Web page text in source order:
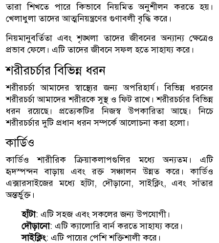
তারা শিখতে পারে কিভাবে নিয়মিত অনুশীলন করতে হয়।
খেলাধুলা তাদের আত্মনিয়ন্ত্রণের গুণাবলী বৃদ্ধি করে।
নিয়মানুবর্তিতা এবং শৃঙ্খলা তাদের জীবনের অন্যান্য ক্ষেত্রেও
প্রভাব ফেলে। এটি তাদের জীবনে সফল হতে সাহায্য করে।
শরীরচর্চার বিভিন্ন ধরন
শরীরচর্চা আমাদের স্বাস্থ্যের জন্য অপরিহার্য। বিভিন্ন ধরনের
শরীরচর্চা আমাদের শরীরকে সুস্থ ও ফিট রাখে। শরীরচর্চার বিভিন্ন
ধরন রয়েছে। প্রত্যেকটির নিজস্ব উপকারিতা আছে। নিচে
শরীরচর্চার দুটি প্রধান ধরন সম্পর্কে আলোচনা করা হলো।
কার্ডিও
কার্ডিও শারীরিক ক্রিয়াকলাপগুলির মধ্যে অন্যতম। এটি
হৃদস্পন্দন বাড়ায় এবং রক্ত সঞ্চালন উন্নত করে। কার্ডিও
এক্সারসাইজের মধ্যে হাঁটা, দৌড়ানো, সাইক্লিং, এবং সাঁতার
অন্তর্ভুক্ত।
হাঁটা: এটি সহজ এবং সকলের জন্য উপযোগী।
দৌড়ানো: এটি ক্যালোরি বার্ন করতে সাহায্য করে।
সাইক্লিং: এটি পায়ের পেশি শক্তিশালী করে।